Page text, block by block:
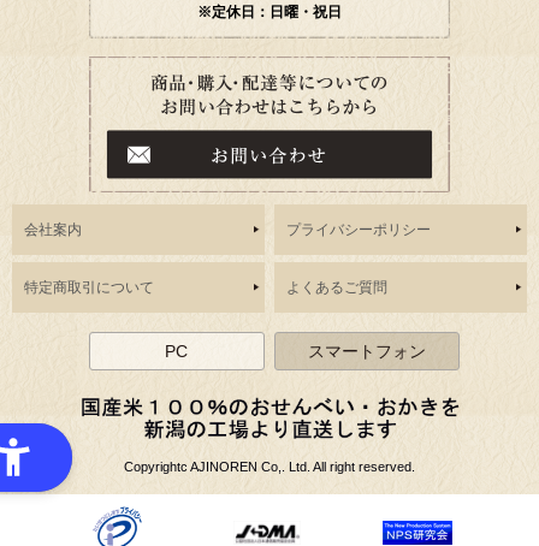
※定休日：日曜・祝日
会社案内 プライバシーポリシー
特定商取引について よくあるご質問
PC スマートフォン
Copyrightc AJINOREN Co,. Ltd. All right reserved.